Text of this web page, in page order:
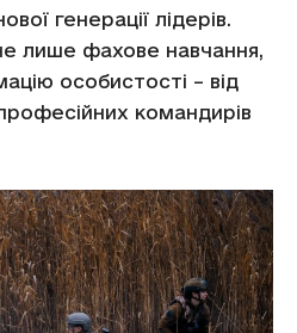
генерації лідерів.
лише фахове навчання,
особистості – від
командирів